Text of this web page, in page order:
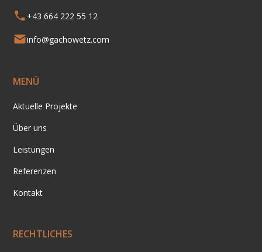
+43 664 222 55 12
info@gachowetz.com
MENÜ
Aktuelle Projekte
Über uns
Leistungen
Referenzen
Kontakt
RECHTLICHES